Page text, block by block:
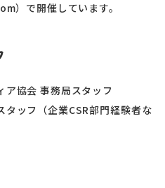
）で開催しています。
ア協会 事務局スタッフ
タッフ（企業CSR部門経験者な